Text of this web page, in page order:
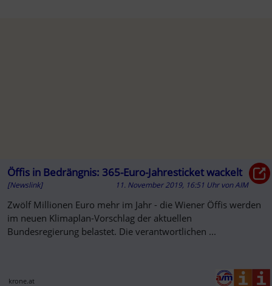
Öffis in Bedrängnis: 365-Euro-Jahresticket wackelt
[Newslink] 11. November 2019, 16:51 Uhr vonAIM
Zwölf Millionen Euro mehr im Jahr - die Wiener Öffis werden
im neuen Klimaplan-Vorschlag der aktuellen
Bundesregierung belastet. Die verantwortlichen ...
krone.at